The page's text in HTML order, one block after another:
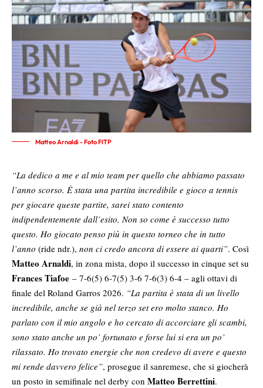
Matteo Arnaldi - Foto FITP
“La dedico a me e al mio team per quello che abbiamo passato
l’anno scorso. È stata una partita incredibile e gioco a tennis
per giocare queste partite, sarei stato contento
indipendentemente dall’esito. Non so come è successo tutto
questo. Ho giocato penso più in questo torneo che in tutto
l’anno (ride ndr.), non ci credo ancora di essere ai quarti”. Così
Matteo Arnaldi, in zona mista, dopo il successo in cinque set su
Frances Tiafoe – 7-6(5) 6-7(5) 3-6 7-6(3) 6-4 – agli ottavi di
finale del Roland Garros 2026. “La partita è stata di un livello
incredibile, anche se già nel terzo set ero molto stanco. Ho
parlato con il mio angolo e ho cercato di accorciare gli scambi,
sono stato anche un po’ fortunato e forse lui si era un po’
rilassato. Ho trovato energie che non credevo di avere e questo
mi rende davvero felice”, prosegue il sanremese, che si giocherà
un posto in semifinale nel derby con Matteo Berrettini.